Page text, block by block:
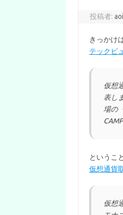
投稿者:
きっかけ
テックビ
仮想
表し
場の
というこ
仮想通貨
仮想